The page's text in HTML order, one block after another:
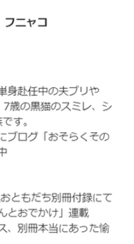
ンロードする